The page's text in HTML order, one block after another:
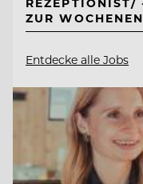
ZUR
Entdecke alle Jobs